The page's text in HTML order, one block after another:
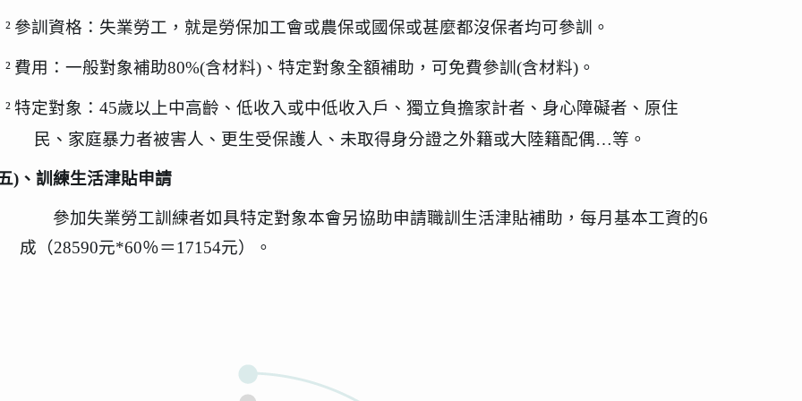
² 參訓資格：失業勞工，就是勞保加工會或農保或國保或甚麼都沒保者均可參訓。
² 費用：一般對象補助80%(含材料)、特定對象全額補助，可免費參訓 (含材料)。
² 特定對象： 45歲以上中高齡、低收入或中低收入戶、獨立負擔家計者、身心障礙者、原住
民、家庭暴力者被害人、更生受保護人、未取得身分證之外籍或大陸籍配偶…等。
)、訓練生活津貼申請
參加失業勞工訓練者如具特定對象本會另協助申請職訓生活津貼補助，每月基本工資的6
成（28590元*60％＝17154元）。